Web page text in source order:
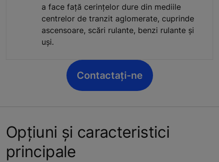
a face față cerințelor dure din mediile
centrelor de tranzit aglomerate, cuprinde
ascensoare, scări rulante, benzi rulante și
uși.
Contactați-ne
Opțiuni și caracteristici
principale